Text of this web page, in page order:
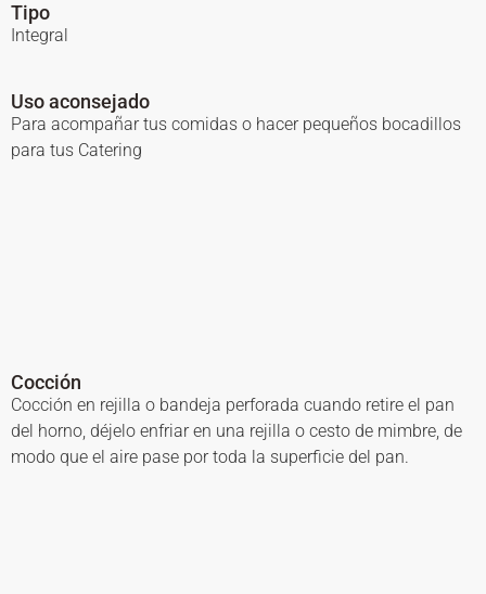
Tipo
Integral
Uso aconsejado
Para acompañar tus comidas o hacer pequeños bocadillos
para tus Catering
Cocción
Cocción en rejilla o bandeja perforada cuando retire el pan
del horno, déjelo enfriar en una rejilla o cesto de mimbre, de
modo que el aire pase por toda la superficie del pan.